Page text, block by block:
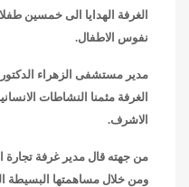
الغرفة الهدايا الى خمسين
نفوس الاطفال.
مدير مستشفى الزهراء
الغرفة مثمنا النشاطات
الاشرف.
من جهته قال مدير غرفة تجارة
ومن خلال مساهمتها البسيطة